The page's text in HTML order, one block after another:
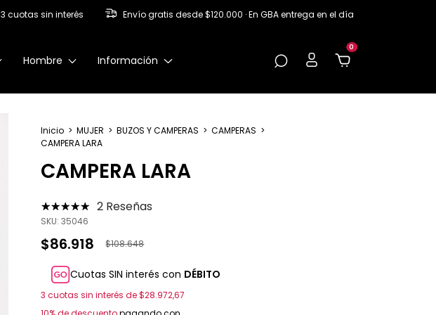
3 cuotas sin interés Envío gratis desde $120.000 · En GBA entrega en el día
Hombre Información
0
Inicio > MUJER > BUZOS Y CAMPERAS > CAMPERAS >
CAMPERA LARA
CAMPERA LARA
2 Reseñas
SKU:35046
$86.918 $108.648
Cuotas SIN interés con DÉBITO
3 cuotas sin interés de$28.972,67